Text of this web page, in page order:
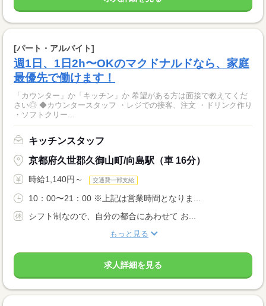
[パート・アルバイト]
週1日、1日2h〜OKのマクドナルドなら、家庭
最優先で働けます！
「カウンター」か「キッチン」か 希望がある方は面接で教えてくだ
さい◎ ◆カウンタースタッフ ・レジでの接客、注文 ・ドリンク作り
・ソフトクリー...
キッチンスタッフ
京都府久世郡久御山町/向島駅（車 16分）
時給1,140円～ 交通費一部支給
10：00〜21：00 ※上記は営業時間となりま...
シフト制なので、自分の都合にあわせて お...
もっと見る
求人詳細を見る